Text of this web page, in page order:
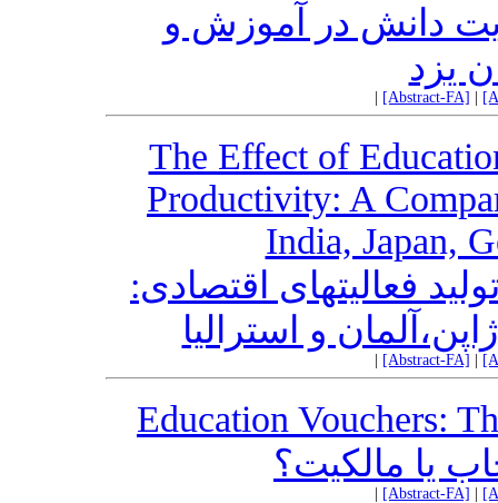
دانش در آموزش و
یزد
[Abstract-FA]
The Effect of
Productivity: A
India, Japan,
فعالیتهای اقتصادی:
و استرالیا
[Abstract-FA]
Education Vouchers:
یا مالکیت؟
[Abstract-FA]